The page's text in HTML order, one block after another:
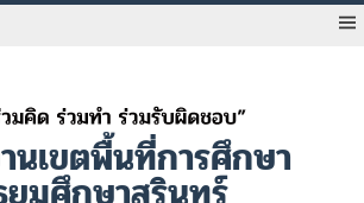
นเขตพื้นที่การศึกษา